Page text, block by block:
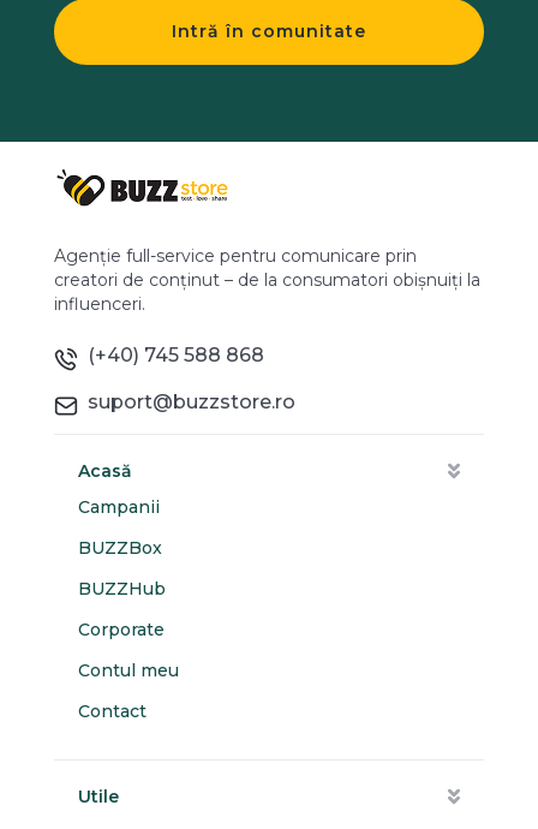
Intră în comunitate
Agenție full-service pentru comunicare prin
creatori de conținut – de la consumatori obișnuiți la
influenceri.
(+40) 745 588 868
suport@buzzstore.ro
Acasă
Campanii
BUZZBox
BUZZHub
Corporate
Contul meu
Contact
Utile